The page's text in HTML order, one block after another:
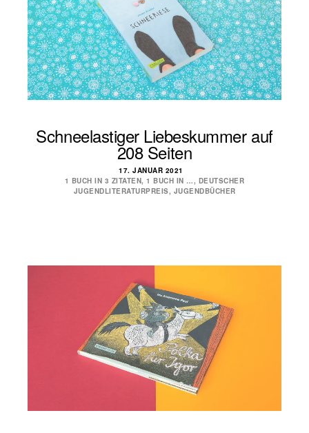
Schneelastiger Liebeskummer auf
208 Seiten
17. JANUAR 2021
1 BUCH IN 3 ZITATEN,1 BUCH IN …, DEUTSCHER
JUGENDLITERATURPREIS, JUGENDBÜCHER